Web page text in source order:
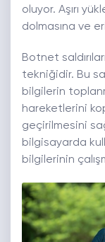
oluyor. Aşırı
dolmasına ve
Botnet
tekniğidir. Bu
bilgilerin
hareketlerini
geçirilmesini
bilgisayarda
bilgilerinin